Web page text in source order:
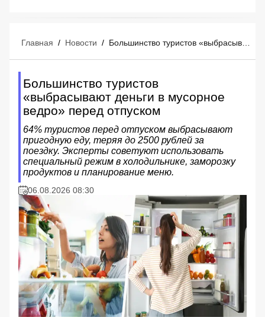
Главная / Новости /
Большинство туристов
«выбрасывают деньги в мусорное
ведро» перед отпуском
64% туристов перед отпуском выбрасывают
пригодную еду, теряя до 2500 рублей за
поездку. Эксперты советуют использовать
специальный режим в холодильнике, заморозку
продуктов и планирование меню.
06.08.2026 08:30